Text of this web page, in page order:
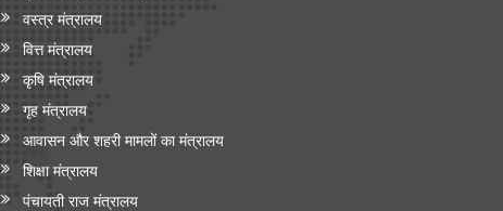
वस्त्र मंत्रालय
वित्त मंत्रालय
कृषि मंत्रालय
गृह मंत्रालय
आवासन और शहरी मामलों का मंत्रालय
शिक्षा मंत्रालय
पंचायती राज मंत्रालय